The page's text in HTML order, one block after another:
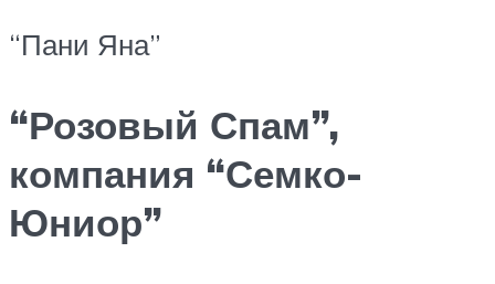
“Пани Яна”
“Розовый Спам”,
компания “Семко-
Юниор”